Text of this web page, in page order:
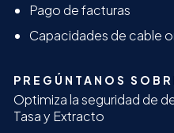
Pago de facturas
Capacidades de cable
PREGÚNTANOS
Optimiza la seguridad de
Tasa y Extracto